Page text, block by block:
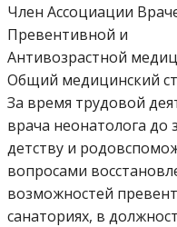
Член Ассоциации
Превентивной и
Антивозрастной
Общий медицинский
За время трудовой
врача неонатолога до
детству и
вопросами
возможностей
санаториях, в